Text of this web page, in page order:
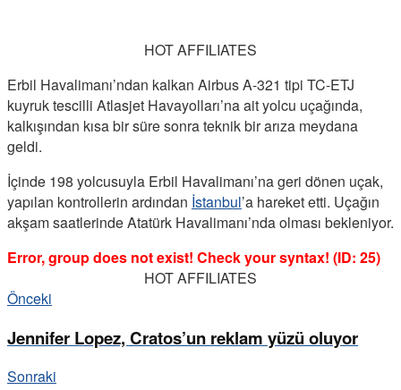
HOT AFFILIATES
Erbil Havalimanı’ndan kalkan Airbus A-321 tipi TC-ETJ
kuyruk tescilli Atlasjet Havayolları’na ait yolcu uçağında,
kalkışından kısa bir süre sonra teknik bir arıza meydana
geldi.
İçinde 198 yolcusuyla Erbil Havalimanı’na geri dönen uçak,
yapılan kontrollerin ardından İstanbul’a hareket etti. Uçağın
akşam saatlerinde Atatürk Havalimanı’nda olması bekleniyor.
Error, group does not exist! Check your syntax! (ID: 25)
HOT AFFILIATES
Önceki
Jennifer Lopez, Cratos’un reklam yüzü oluyor
Sonraki